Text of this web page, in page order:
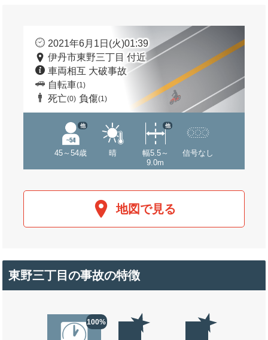
2021年6月1日(火)01:39
伊丹市東野三丁目 付近
車両相互 大破事故
自転車(1)
死亡(0) 負傷(1)
45～54歳
他
晴
幅5.5～
9.0m
他
信号なし
地図で見る
東野三丁目の事故の特徴
100%